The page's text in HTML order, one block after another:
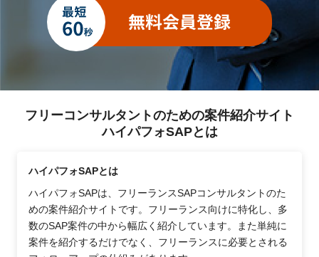
フリーコンサルタントのための案件紹介サイト
ハイパフォSAPとは
ハイパフォSAPとは
ハイパフォSAPは、フリーランスSAPコンサルタントのた
めの案件紹介サイトです。フリーランス向けに特化し、多
数のSAP案件の中から幅広く紹介しています。また単純に
案件を紹介するだけでなく、フリーランスに必要とされる